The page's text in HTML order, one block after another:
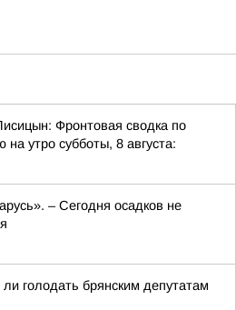
Фронтовая сводка по
на утро субботы, 8 августа:
– Сегодня осадков не
голодать брянским депутатам